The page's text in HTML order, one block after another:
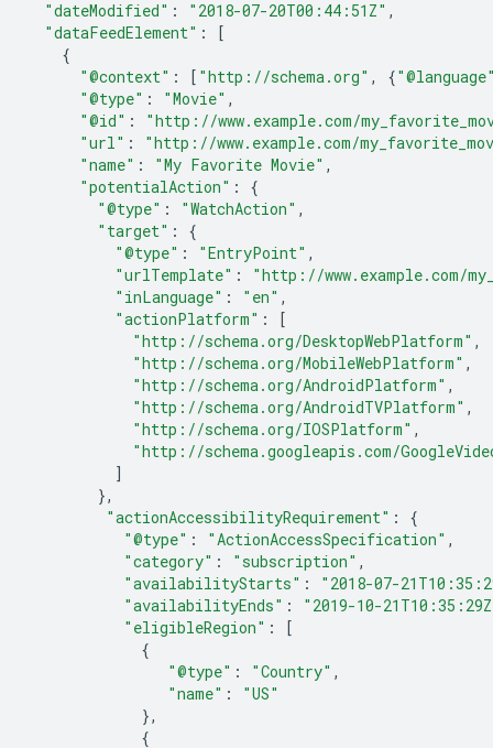
"dateModified" : "2018-07-20T00:44:51Z" ,
"dataFeedElement" :
[
{
"@context" : [ "http://schema.org" , {
"@type" : "Movie" ,
"@id" :
"http://www.example.com/
"url" :
"http://www.example.com/
"name" : "My Favorite Movie" ,
"potentialAction" :
{
"@type" : "WatchAction" ,
"target" :
{
"@type" : "EntryPoint" ,
"urlTemplate" :
"http://www.example.com/
"inLanguage" : "en" ,
"actionPlatform" :
[
"http://schema.org/DesktopWebPlatform" ,
"http://schema.org/MobileWebPlatform" ,
"http://schema.org/AndroidPlatform" ,
"http://schema.org/AndroidTVPlatform" ,
"http://schema.org/IOSPlatform" ,
"http://schema.googleapis.com/
]
},
"actionAccessibilityRequirement" :
{
"@type" : "ActionAccessSpecification" ,
"category" : "subscription" ,
"availabilityStarts" :
"2018-07-
"availabilityEnds" :
"2019-10-
"eligibleRegion" :
[
{
"@type" : "Country" ,
"name" :
"US"
},
{